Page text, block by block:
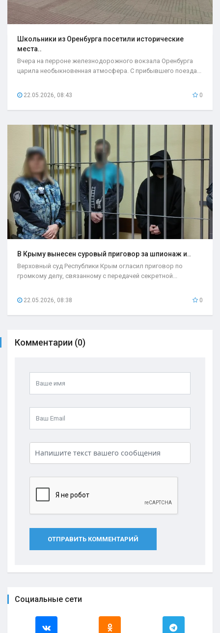
Школьники из Оренбурга посетили исторические
места..
Вчера на перроне железнодорожного вокзала Оренбурга
царила необыкновенная атмосфера. С прибывшего поезда...
22.05.2026, 08:43 0
В Крыму вынесен суровый приговор за шпионаж и..
Верховный суд Республики Крым огласил приговор по
громкому делу, связанному с передачей секретной...
22.05.2026, 08:38 0
Комментарии (0)
ОТПРАВИТЬ КОММЕНТАРИЙ
Социальные сети